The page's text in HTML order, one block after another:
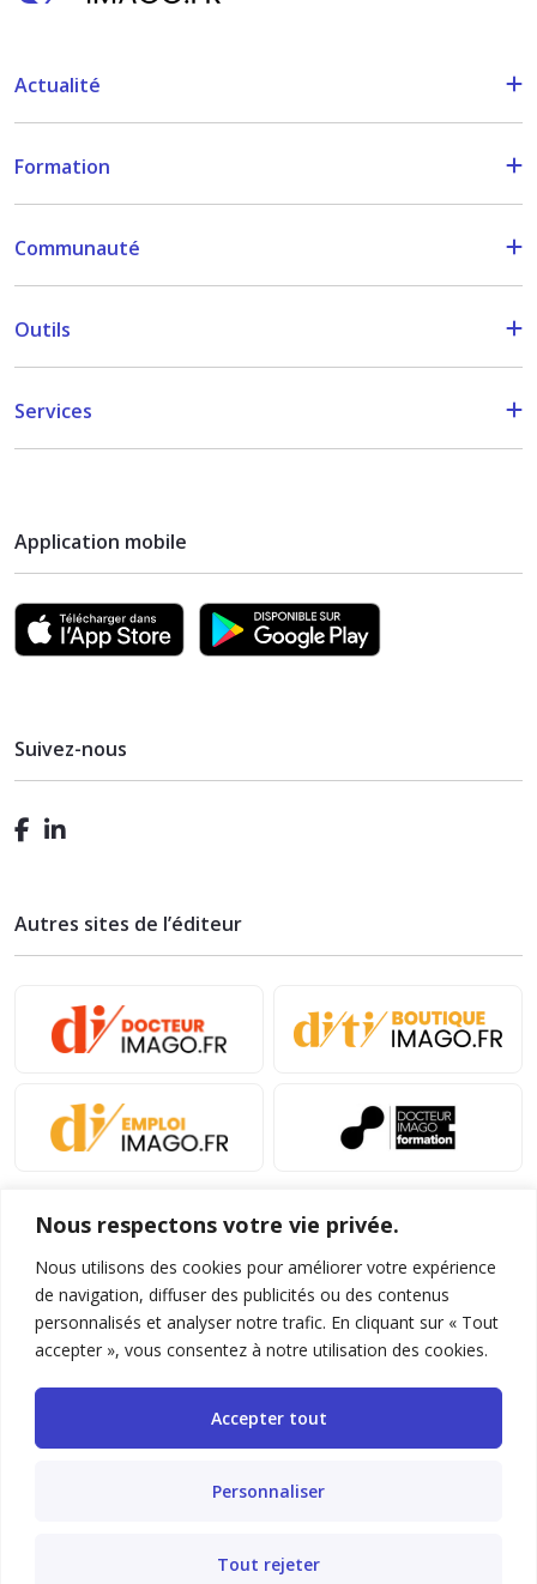
Nous respectons votre vie privée.
Nous utilisons des cookies pour améliorer votre expérience
de navigation, diffuser des publicités ou des contenus
personnalisés et analyser notre trafic. En cliquant sur « Tout
accepter », vous consentez à notre utilisation des cookies.
Personnaliser
Tout rejeter
Accepter tout
Actualité
Formation
Communauté
Outils
Services
Application mobile
Suivez-nous
Autres sites de l’éditeur
Mentions légales et conditions d’utilisation
Charte déontologique
Gestion des cookies
Politique de confidentialité